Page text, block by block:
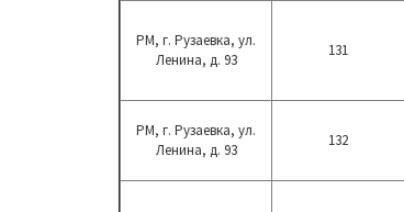
РМ, г. Рузаевка, ул.
Ленина, д. 93
131
РМ, г. Рузаевка, ул.
Ленина, д. 93
132